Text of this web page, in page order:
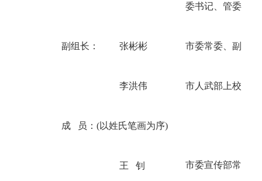
委书记、管委会主
副组长： 张彬彬 市委常委、副市长
李洪伟 市 人武部 上校
成 员： (以姓氏笔画为序)
王 钊 市委宣传部常务